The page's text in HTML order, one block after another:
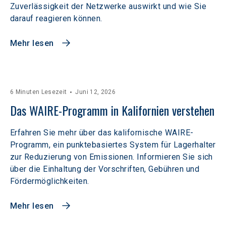
Zuverlässigkeit der Netzwerke auswirkt und wie Sie
darauf reagieren können.
Mehr lesen
6 Minuten Lesezeit Juni 12, 2026
Das WAIRE-Programm in Kalifornien verstehen
Erfahren Sie mehr über das kalifornische WAIRE-
Programm, ein punktebasiertes System für Lagerhalter
zur Reduzierung von Emissionen. Informieren Sie sich
über die Einhaltung der Vorschriften, Gebühren und
Fördermöglichkeiten.
Mehr lesen